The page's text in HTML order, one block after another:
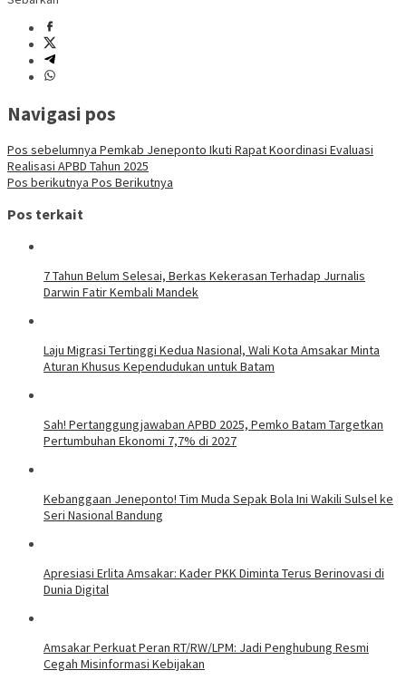
Navigasi pos
Pos sebelumnya Pemkab Jeneponto Ikuti Rapat Koordinasi Evaluasi
Realisasi APBD Tahun 2025
Pos berikutnya Pos Berikutnya
Pos terkait
7 Tahun Belum Selesai, Berkas Kekerasan Terhadap Jurnalis
Darwin Fatir Kembali Mandek
Laju Migrasi Tertinggi Kedua Nasional, Wali Kota Amsakar Minta
Aturan Khusus Kependudukan untuk Batam
Sah! Pertanggungjawaban APBD 2025, Pemko Batam Targetkan
Pertumbuhan Ekonomi 7,7% di 2027
Kebanggaan Jeneponto! Tim Muda Sepak Bola Ini Wakili Sulsel ke
Seri Nasional Bandung
Apresiasi Erlita Amsakar: Kader PKK Diminta Terus Berinovasi di
Dunia Digital
Amsakar Perkuat Peran RT/RW/LPM: Jadi Penghubung Resmi
Cegah Misinformasi Kebijakan